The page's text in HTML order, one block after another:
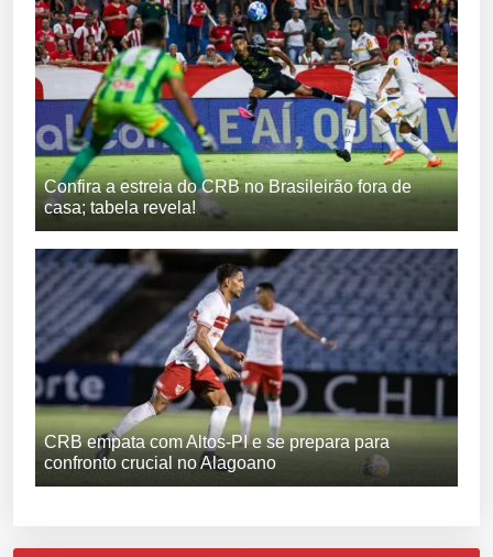
Confira a estreia do CRB no Brasileirão fora de
casa; tabela revela!
CRB empata com Altos-PI e se prepara para
confronto crucial no Alagoano